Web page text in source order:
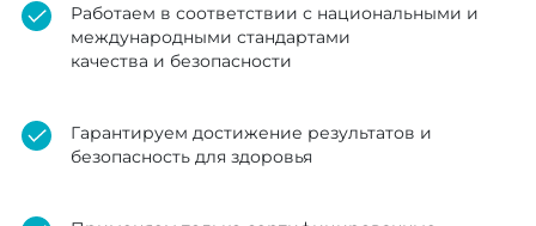
Работаем в соответствии с национальными и
международными стандартами
качества и безопасности
Гарантируем достижение результатов и
безопасность для здоровья